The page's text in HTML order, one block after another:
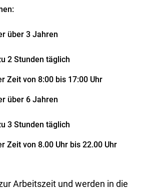
über 3 Jahren
2 Stunden täglich
Zeit von 8:00 bis 17:00 Uhr
über 6 Jahren
3 Stunden täglich
Zeit von 8.00 Uhr bis 22.00 Uhr
Arbeitszeit und werden in die